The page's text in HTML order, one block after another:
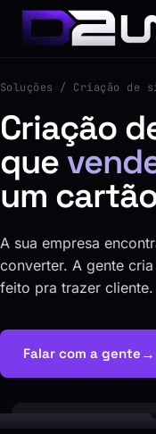
Soluções / Criação de
Criação
que
um
A sua empresa
converter. A gente
feito pra trazer cliente.
Falar com a gente →